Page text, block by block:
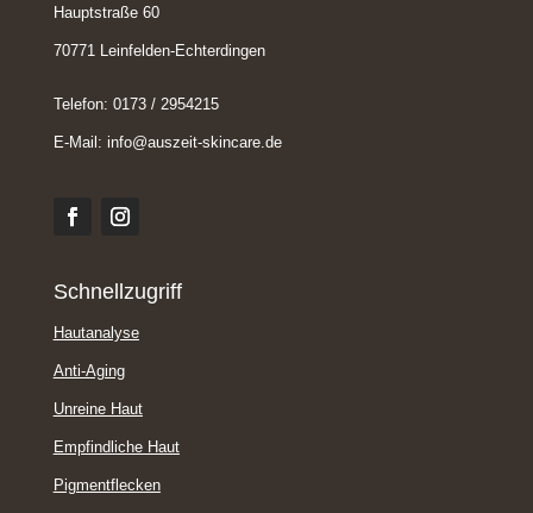
Hauptstraße 60
70771 Leinfelden-Echterdingen
Telefon: 0173 / 2954215
E-Mail: info@auszeit-skincare.de
Schnellzugriff
Hautanalyse
Anti-Aging
Unreine Haut
Empfindliche Haut
Pigmentflecken